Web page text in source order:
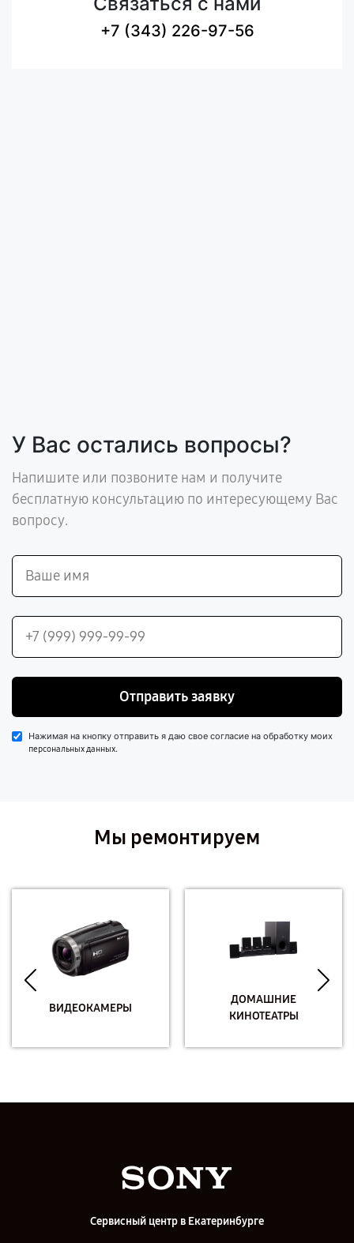
+7 (343) 226-97-56
У Вас остались вопросы?
Напишите или позвоните нам и получите
бесплатную консультацию по интересующему Вас
вопросу.
Отправить заявку
Нажимая на кнопку отправить я даю свое согласие на обработку моих
персональных данных.
Мы ремонтируем
ВИДЕОКАМЕРЫ
ДОМАШНИЕ
КИНОТЕАТРЫ
Сервисный центр в Екатеринбурге